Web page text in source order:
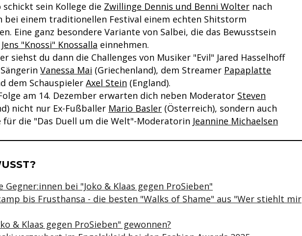
schickt sein Kollege die Zwillinge Dennis und Benni Wolter nach
bei einem traditionellen Festival einem echten Shitstorm
Eine ganz besondere Variante von Salbei, die das Bewusstsein
Jens "Knossi" Knossalla einnehmen.
siehst du dann die Challenges von Musiker "Evil" Jared Hasselhoff
Vanessa Mai (Griechenland), dem Streamer Papaplatte
dem Schauspieler Axel Stein (England).
am 14. Dezember erwarten dich neben Moderator Steven
nicht nur Ex-Fußballer Mario Basler (Österreich), sondern auch
für die "Das Duell um die Welt"-Moderatorin Jeannine Michaelsen
& Informationen zum Inhalt
Gegner:innen bei "Joko & Klaas gegen ProSieben"
bis Frusthansa - die besten "Walks of Shame" aus "Wer stiehlt mir
& Klaas gegen ProSieben" gewonnen?